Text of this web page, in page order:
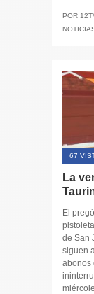
POR
67
La
El
de San
siguen
abonos